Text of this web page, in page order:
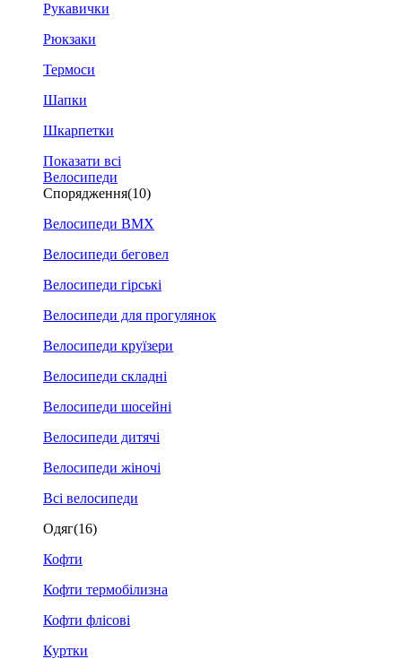
Рукавички
Рюкзаки
Термоси
Шапки
Шкарпетки
Показати всі
Велосипеди
Спорядження(10)
Велосипеди BMX
Велосипеди беговел
Велосипеди гірські
Велосипеди для прогулянок
Велосипеди круїзери
Велосипеди складні
Велосипеди шосейні
Велосипеди дитячі
Велосипеди жіночі
Всі велосипеди
Одяг(16)
Кофти
Кофти термобілизна
Кофти флісові
Куртки